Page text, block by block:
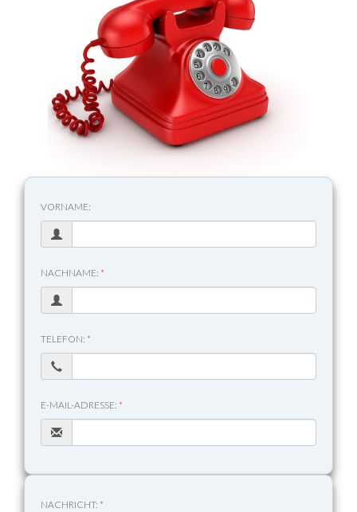
VORNAME:
NACHNAME: *
TELEFON: *
E-MAIL-ADRESSE: *
NACHRICHT: *